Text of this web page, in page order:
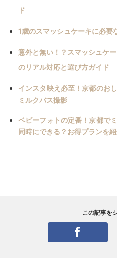
ド
1歳のスマッシュケーキに必要
意外と無い！？スマッシュケ
のリアル対応と選び方ガイド
インスタ映え必至！京都のお
ミルクバス撮影
ベビーフォトの定番！京都で
同時にできる？お得プランを
この記事を